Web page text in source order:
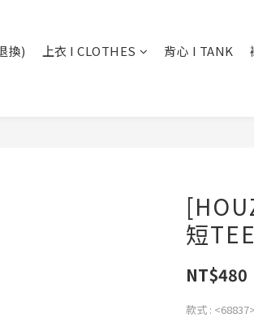
換) 上衣 I CLOTHES 背心 I TANK
短
NT$480
款式 :